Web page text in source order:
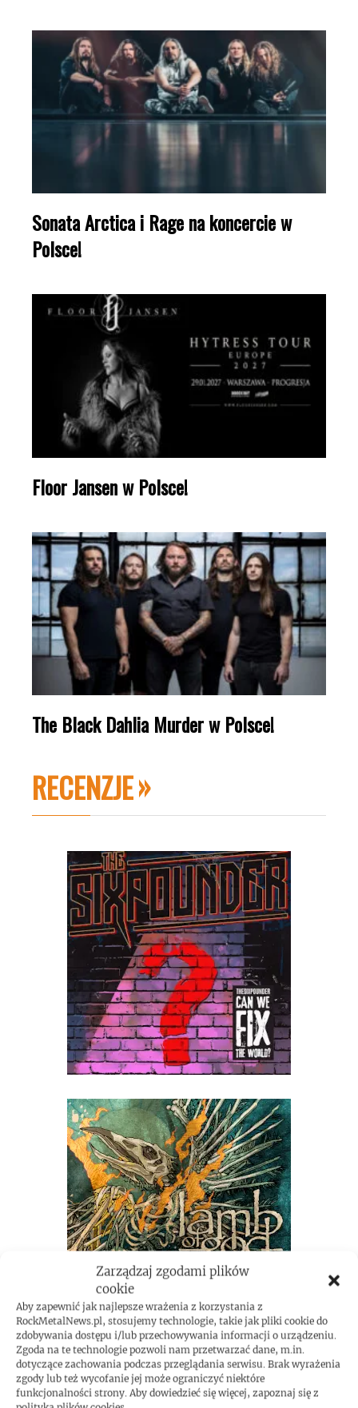
Zarządzaj zgodami plików
cookie
Aby zapewnić jak najlepsze wrażenia z korzystania z
RockMetalNews.pl, stosujemy technologie, takie jak pliki cookie do
zdobywania dostępu i/lub przechowywania informacji o urządzeniu.
Zgoda na te technologie pozwoli nam przetwarzać dane, m.in.
dotyczące zachowania podczas przeglądania serwisu. Brak wyrażenia
zgody lub też wycofanie jej może ograniczyć niektóre
funkcjonalności strony. Aby dowiedzieć się więcej, zapoznaj się z
Sonata Arctica i Rage na koncercie w
Polsce!
Floor Jansen w Polsce!
The Black Dahlia Murder w Polsce!
RECENZJE